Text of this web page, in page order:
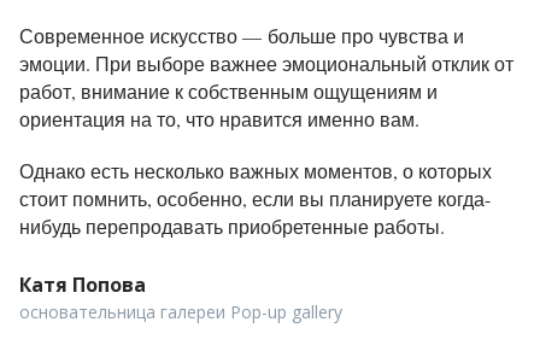
Современное искусство — больше про чувства и
эмоции. При выборе важнее эмоциональный отклик от
работ, внимание к собственным ощущениям и
ориентация на то, что нравится именно вам.
Однако есть несколько важных моментов, о которых
стоит помнить, особенно, если вы планируете когда-
нибудь перепродавать приобретенные работы.
Катя Попова
основательница галереи Pop-up gallery